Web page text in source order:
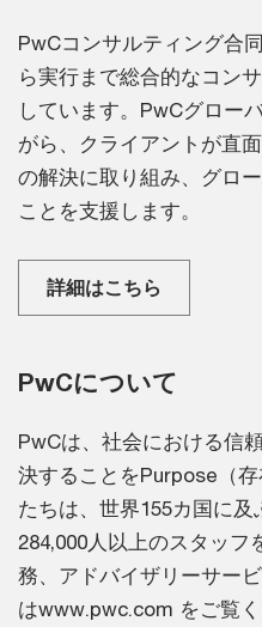
PwCコンサルティング合
ら実行まで総合的なコン
しています。PwCグロー
がら、クライアントが直
の解決に取り組み、グロ
ことを支援します。
詳細はこちら
PwCについて
PwCは、社会における信
決することをPurpose（
たちは、世界155カ国に
284,000人以上のスタッフ
務、アドバイザリーサー
はwww.pwc.com をご覧く